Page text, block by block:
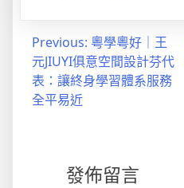
Previous: 粵學粵好｜王
元JIUYI俱意空間設計芬代
表：讓終身學習體系服務
全平易近
發佈留言